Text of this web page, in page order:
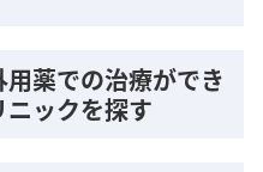
薬での治療ができ
ニックを探す